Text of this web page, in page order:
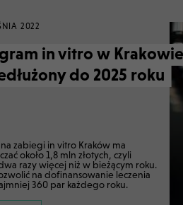
2022
in vitro w Krakowie
do 2025 roku
zabiegi in vitro Kraków ma
około 1,8 mln złotych, czyli
razy więcej niż w bieżącym roku.
na dofinansowanie leczenia
360 par każdego roku.